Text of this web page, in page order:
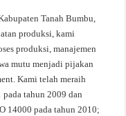
Tanah Bumbu,
produksi, kami
produksi, manajemen
mutu menjadi pijakan
Kami telah meraih
tahun 2009 dan
14000 pada tahun 2010;